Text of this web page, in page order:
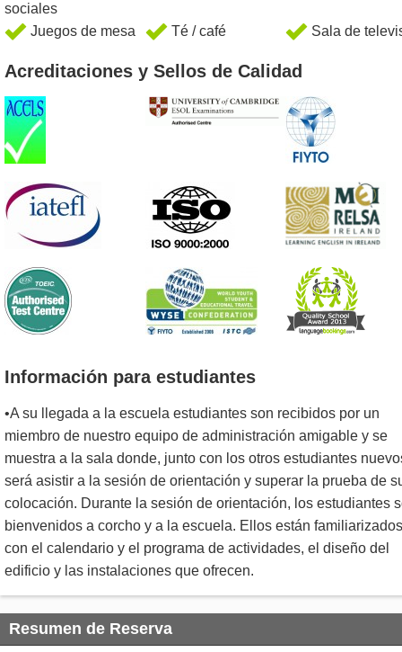
sociales
Juegos de mesa Té / café Sala de
Acreditaciones y Sellos de Calidad
Información para estudiantes
•A su llegada a la escuela estudiantes son recibidos por un
miembro de nuestro equipo de administración amigable y se
muestra a la sala donde, junto con los otros estudiantes
será asistir a la sesión de orientación y superar la prueba de
colocación. Durante la sesión de orientación, los estudiantes
bienvenidos a corcho y a la escuela. Ellos están familiarizados
con el calendario y el programa de actividades, el diseño del
edificio y las instalaciones que ofrecen.
Resumen de Reserva